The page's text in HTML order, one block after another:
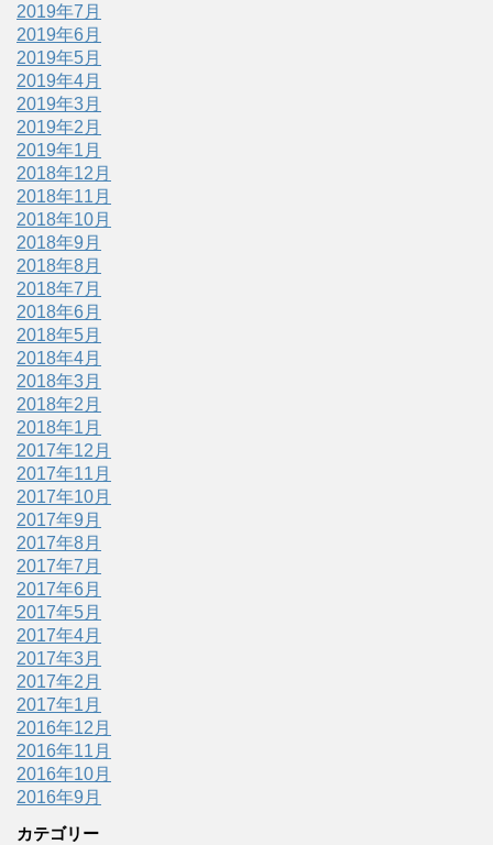
2019年7月
2019年6月
2019年5月
2019年4月
2019年3月
2019年2月
2019年1月
2018年12月
2018年11月
2018年10月
2018年9月
2018年8月
2018年7月
2018年6月
2018年5月
2018年4月
2018年3月
2018年2月
2018年1月
2017年12月
2017年11月
2017年10月
2017年9月
2017年8月
2017年7月
2017年6月
2017年5月
2017年4月
2017年3月
2017年2月
2017年1月
2016年12月
2016年11月
2016年10月
2016年9月
カテゴリー